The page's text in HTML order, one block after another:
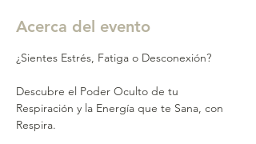
Acerca del evento
¿Sientes Estrés, Fatiga o Desconexión?
Descubre el Poder Oculto de tu
Respiración y la Energía que te Sana, con
Respira.